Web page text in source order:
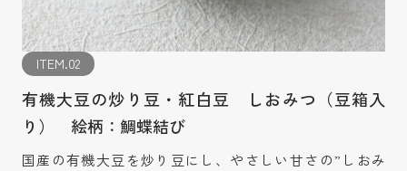
ITEM.02
有機大豆の炒り豆・紅白豆 しおみつ（豆箱入
り） 絵柄：鯛蝶結び
国産の有機大豆を炒り豆にし、やさしい甘さの”しおみ